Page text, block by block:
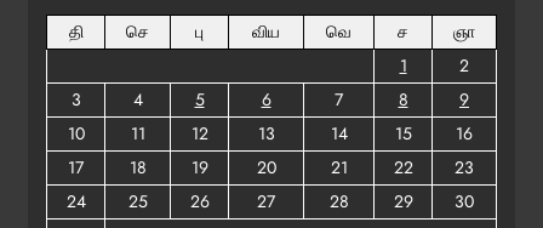
தி
செ பு விய வெ ச
ஞா
1
2
3
4 5 6 7 8
9
10
11 12 13 14 15
16
17
18 19 20 21 22
23
24
25 26 27 28 29
30